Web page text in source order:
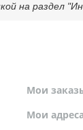
на раздел
Мои
Мои